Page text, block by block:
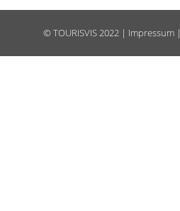
©TOURISVIS2022 | Impressum|